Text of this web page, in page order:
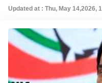
Updated at : Thu, May 14,2026,